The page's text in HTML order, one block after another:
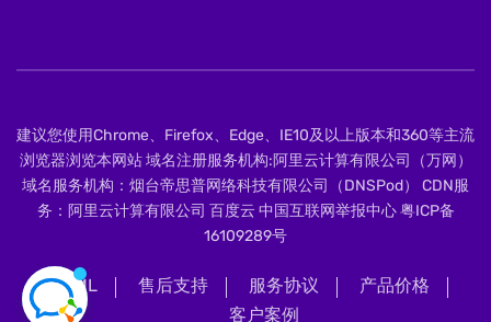
建议您使用Chrome、Firefox、Edge、IE10及以上版本和360等主流
浏览器浏览本网站 域名注册服务机构:阿里云计算有限公司（万网）
域名服务机构：烟台帝思普网络科技有限公司（DNSPod） CDN服
务：阿里云计算有限公司 百度云 中国互联网举报中心粤ICP备
16109289号
XML 售后支持 服务协议
产品价格
客户案例